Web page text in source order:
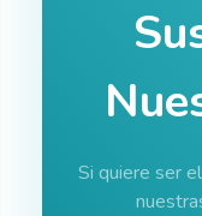
Si quiere ser